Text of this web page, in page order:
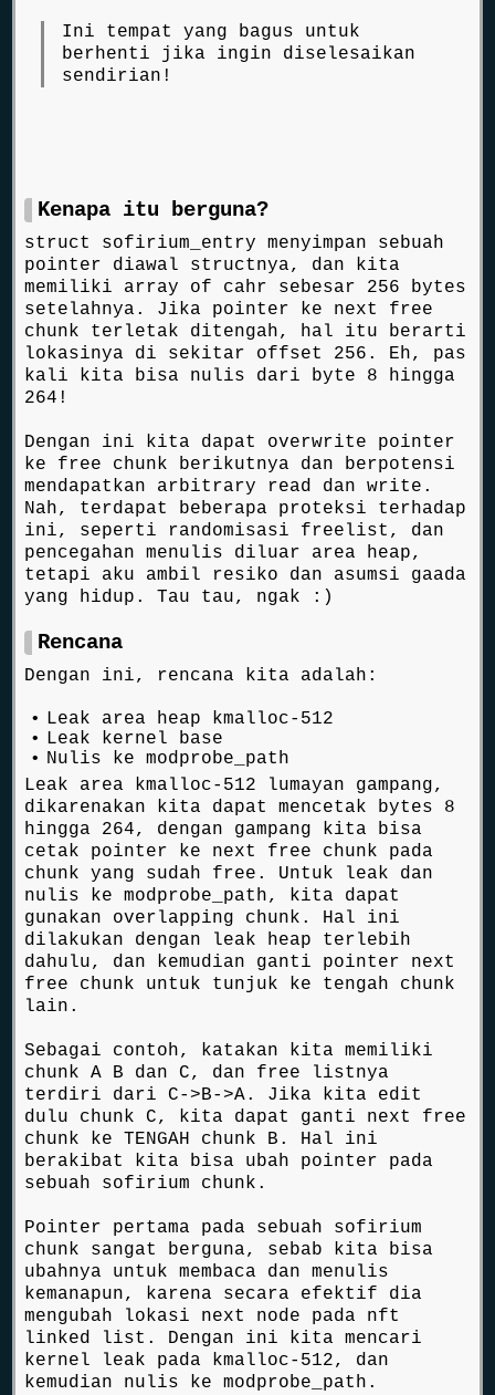
Ini tempat yang bagus untuk
berhenti jika ingin diselesaikan
sendirian!
Kenapa itu berguna?
struct sofirium_entry menyimpan sebuah
pointer diawal structnya, dan kita
memiliki array of cahr sebesar 256 bytes
setelahnya. Jika pointer ke next free
chunk terletak ditengah, hal itu berarti
lokasinya di sekitar offset 256. Eh, pas
kali kita bisa nulis dari byte 8 hingga
264!
Dengan ini kita dapat overwrite pointer
ke free chunk berikutnya dan berpotensi
mendapatkan arbitrary read dan write.
Nah, terdapat beberapa proteksi terhadap
ini, seperti randomisasi freelist, dan
pencegahan menulis diluar area heap,
tetapi aku ambil resiko dan asumsi gaada
yang hidup. Tau tau, ngak :)
Rencana
Dengan ini, rencana kita adalah:
Leak area heap kmalloc-512
Leak kernel base
Nulis ke modprobe_path
Leak area kmalloc-512 lumayan gampang,
dikarenakan kita dapat mencetak bytes 8
hingga 264, dengan gampang kita bisa
cetak pointer ke next free chunk pada
chunk yang sudah free. Untuk leak dan
nulis ke modprobe_path, kita dapat
gunakan overlapping chunk. Hal ini
dilakukan dengan leak heap terlebih
dahulu, dan kemudian ganti pointer next
free chunk untuk tunjuk ke tengah chunk
lain.
Sebagai contoh, katakan kita memiliki
chunk A B dan C, dan free listnya
terdiri dari C->B->A. Jika kita edit
dulu chunk C, kita dapat ganti next free
chunk ke TENGAH chunk B. Hal ini
berakibat kita bisa ubah pointer pada
sebuah sofirium chunk.
Pointer pertama pada sebuah sofirium
chunk sangat berguna, sebab kita bisa
ubahnya untuk membaca dan menulis
kemanapun, karena secara efektif dia
mengubah lokasi next node pada nft
linked list. Dengan ini kita mencari
kernel leak pada kmalloc-512, dan
kemudian nulis ke modprobe_path.